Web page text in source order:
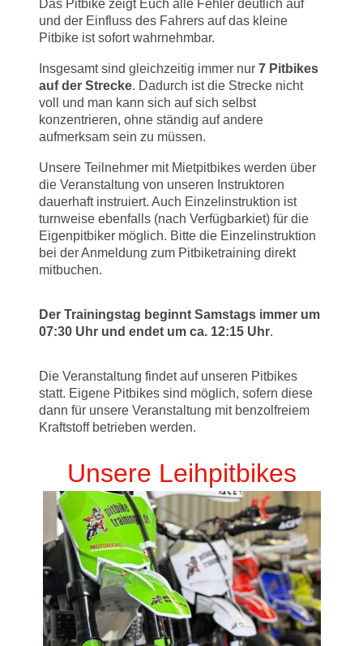
Das Pitbike zeigt Euch alle Fehler deutlich auf
und der Einfluss des Fahrers auf das kleine
Pitbike ist sofort wahrnehmbar.
Insgesamt sind gleichzeitig immer nur 7 Pitbikes
auf der Strecke. Dadurch ist die Strecke nicht
voll und man kann sich auf sich selbst
konzentrieren, ohne ständig auf andere
aufmerksam sein zu müssen.
Unsere Teilnehmer mit Mietpitbikes werden über
die Veranstaltung von unseren Instruktoren
dauerhaft instruiert. Auch Einzelinstruktion ist
turnweise ebenfalls (nach Verfügbarkiet) für die
Eigenpitbiker möglich. Bitte die Einzelinstruktion
bei der Anmeldung zum Pitbiketraining direkt
mitbuchen.
Der Trainingstag beginnt Samstags immer um
07:30 Uhr und endet um ca. 12:15 Uhr.
Die Veranstaltung findet auf unseren Pitbikes
statt. Eigene Pitbikes sind möglich, sofern diese
dann für unsere Veranstaltung mit benzolfreiem
Kraftstoff betrieben werden.
Unsere Leihpitbikes